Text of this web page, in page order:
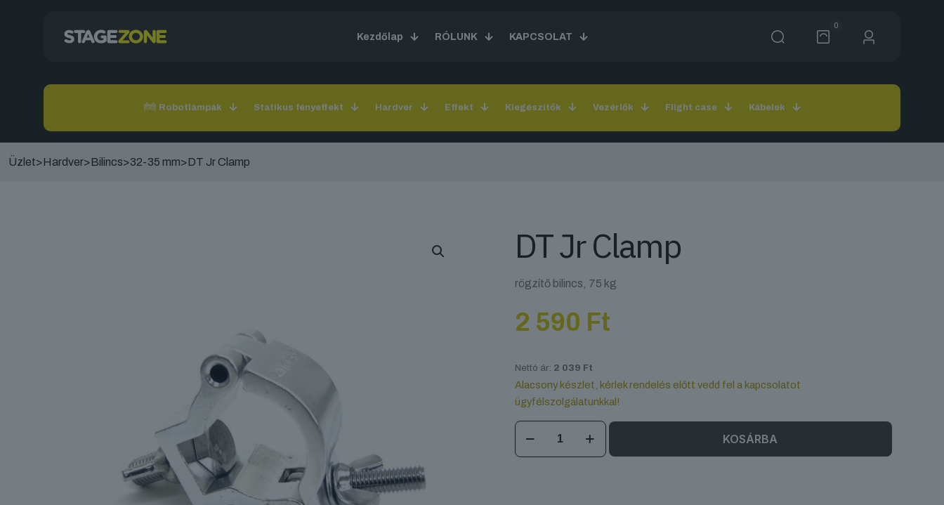
Kezdőlap RÓLUNK KAPCSOLAT
0
Robotlámpák Statikus fényeffekt Hardver Effekt Kiegészítők Vezérlők Flight case Kábelek
Üzlet>Hardver>Bilincs>32-35 mm>DT Jr Clamp
DT Jr Clamp
rögzítő bilincs, 75 kg
2 590 Ft
Nettó ár: 2 039 Ft
Alacsony készlet, kérlek rendelés előtt vedd fel a kapcsolatot
ügyfélszolgálatunkkal!
DT
KOSÁRBA